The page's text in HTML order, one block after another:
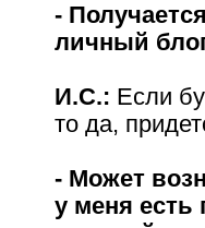
-
личный
И.С.: Если
то да,
- Может
у меня есть